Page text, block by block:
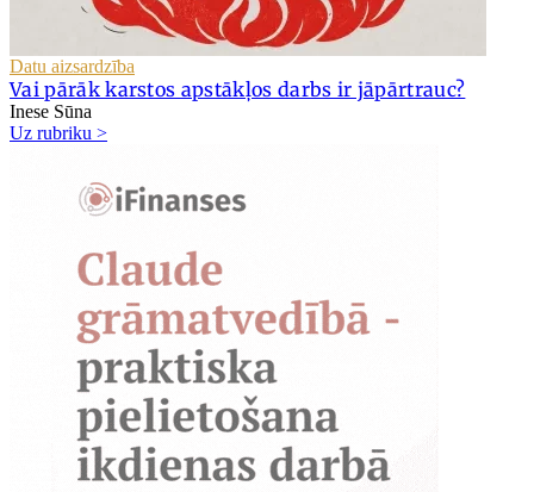
Datu aizsardzība
Vai pārāk karstos apstākļos darbs ir jāpārtrauc?
Inese Sūna
Uz rubriku >